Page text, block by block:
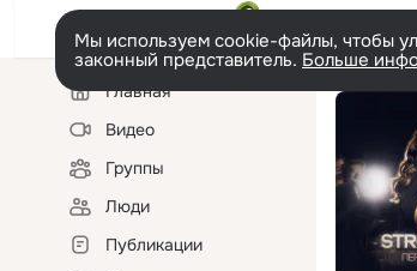
Мы используем cookie-файлы, чтобы
законный представитель. Больше
Левая
колонкаГлавная
Видео
Группы
Люди
Публикации